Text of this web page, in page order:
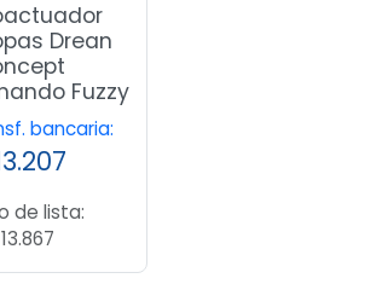
Drean
Fuzzy
bancaria:
de lista:
13.867